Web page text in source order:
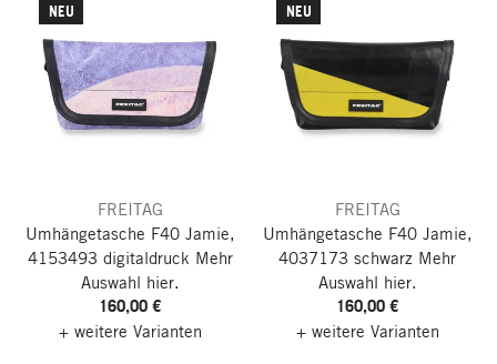
NEU
FREITAG
Umhängetasche F40 Jamie,
4153493 digitaldruck Mehr
Auswahl hier.
160,00 €
+ weitere Varianten
NEU
FREITAG
Umhängetasche F40 Jamie,
4037173 schwarz Mehr
Auswahl hier.
160,00 €
+ weitere Varianten